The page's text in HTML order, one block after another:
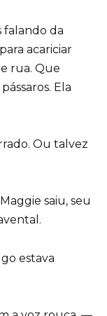
falando da
acariciar
rua. Que
Ela
Ou talvez
saiu, seu
estava